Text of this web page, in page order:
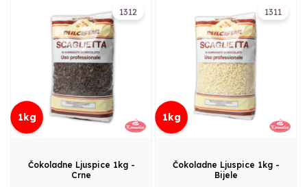
1312
1kg
Čokoladne Ljuspice 1kg -
Crne
1311
1kg
Čokoladne Ljuspice 1kg -
Bijele